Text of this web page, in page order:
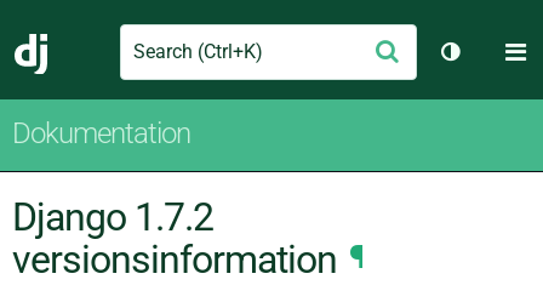
Django
Search Skicka
Växla
Dokumentation
Django 1.7.2
versionsinformation ¶